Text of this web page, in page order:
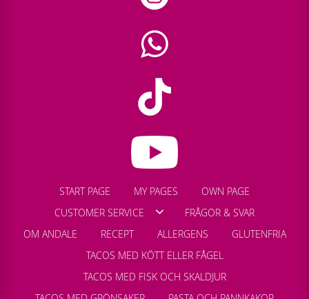
START PAGE MY PAGES
OWN PAGE
CUSTOMER SERVICE
FRÅGOR & SVAR
OM ANDALE
RECEPT ALLERGENS
GLUTENFRIA
TACOS MED KÖTT ELLER FÅGEL
TACOS MED FISK OCH SKALDJUR